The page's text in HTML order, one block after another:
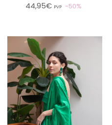
44,95€ PVP 50%